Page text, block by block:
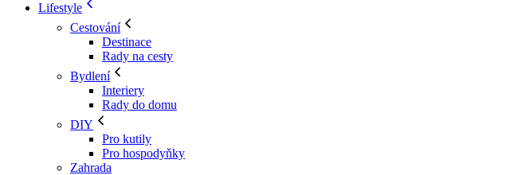
Lifestyle
Cestování
Destinace
Rady na cesty
Bydlení
Interiery
Rady do domu
DIY
Pro kutily
Pro hospodyňky
Zahrada